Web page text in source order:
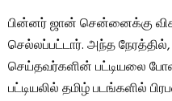
பின்னர் ஜான் சென்னைக்கு
செல்லப்பட்டார். அந்த
செய்தவர்களின் பட்டியலை
பட்டியலில் தமிழ் படங்களில்